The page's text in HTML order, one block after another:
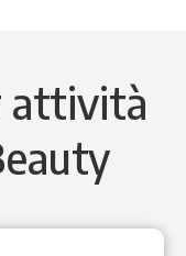
attività